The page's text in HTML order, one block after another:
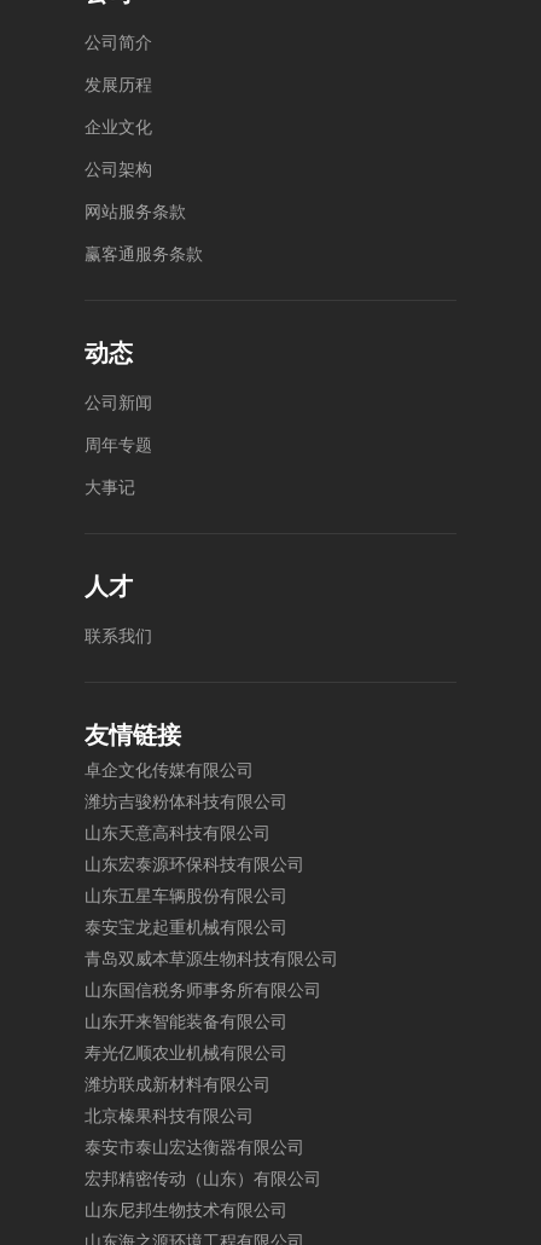
公司简介
发展历程
企业文化
公司架构
网站服务条款
赢客通服务条款
动态
公司 新闻
周年专题
大事记
人才
联系我们
友情链接
卓企文化传媒有限公司
潍坊吉骏粉体科技有限公司
山东天意高科技有限公司
山东宏泰源环保科技有限公司
山东五星车辆股份有限公司
泰安宝龙起重机械有限公司
青岛双威本草源生物科技有限公司
山东国信税务师事务所有限公司
山东开来智能装备有限公司
寿光亿顺农业机械有限公司
潍坊联成新材料有限公司
北京榛果科技有限公司
泰安市泰山宏达衡器有限公司
宏邦精密传动 （山东） 有限公司
山东尼邦生物技术有限公司